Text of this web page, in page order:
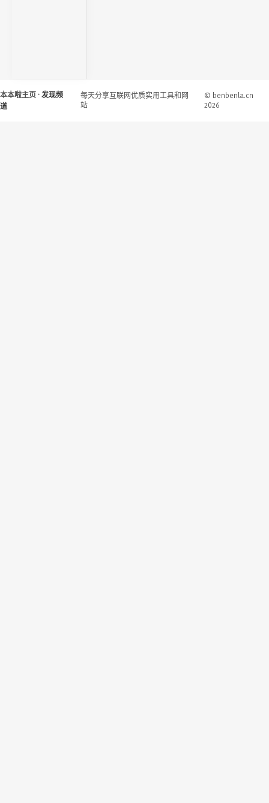
本本啦主页 · 发现频
道
每天分享互联网优质实用工具和网
站
© benbenla.cn
2026